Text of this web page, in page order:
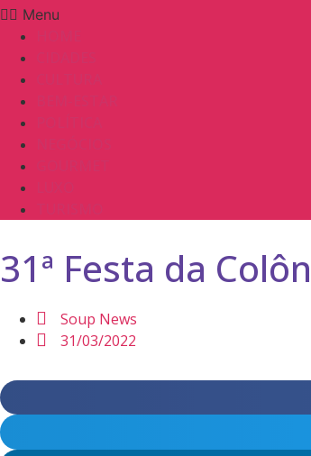
Menu
31ª Festa da
Soup News
31/03/2022